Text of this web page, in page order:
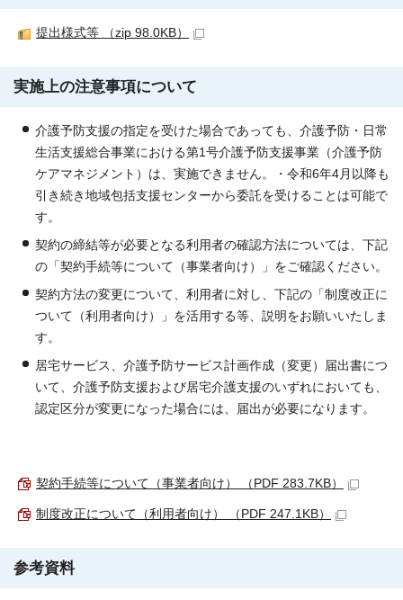
提出様式等 （zip 98.0KB）
実施上の注意事項について
介護予防支援の指定を受けた場合であっても、介護予防・日常
生活支援総合事業における第1号介護予防支援事業（介護予防
ケアマネジメント）は、実施できません。・令和6年4月以降も
引き続き地域包括支援センターから委託を受けることは可能で
す。
契約の締結等が必要となる利用者の確認方法については、下記
の「契約手続等について（事業者向け）」をご確認ください。
契約方法の変更について、利用者に対し、下記の「制度改正に
ついて（利用者向け）」を活用する等、説明をお願いいたしま
す。
居宅サービス、介護予防サービス計画作成（変更）届出書につ
いて、介護予防支援および居宅介護支援のいずれにおいても、
認定区分が変更になった場合には、届出が必要になります。
契約手続等について（事業者向け） （PDF 283.7KB）
制度改正について（利用者向け） （PDF 247.1KB）
参考資料